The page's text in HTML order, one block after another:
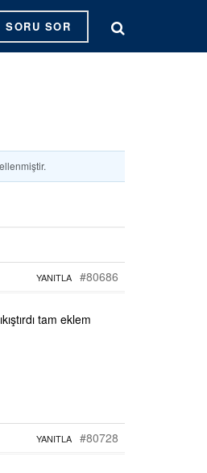
SORU SOR
#80686
YANITLA
tam eklem
#80728
YANITLA